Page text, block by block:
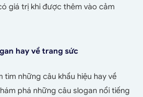
giá trị khi được thêm vào cảm
hay về trang sức
tìm những câu khẩu hiệu hay về
phá những câu slogan nổi tiếng